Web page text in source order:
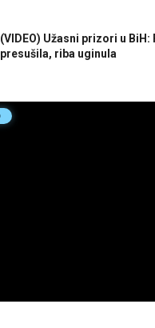
(VIDEO) Užasni prizori u
presušila, riba uginula